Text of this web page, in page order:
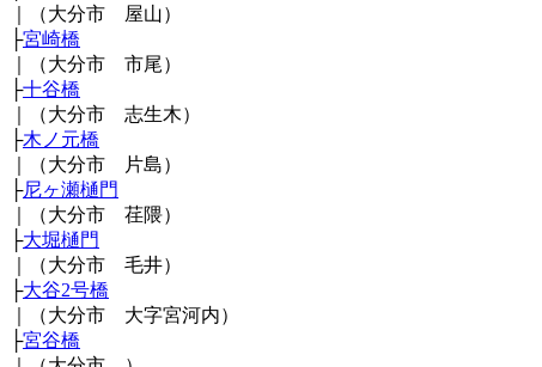
｜（大分市 屋山）
├宮崎橋
｜（大分市 市尾）
├十谷橋
｜（大分市 志生木）
├木ノ元橋
｜（大分市 片島）
├尼ヶ瀬樋門
｜（大分市 荏隈）
├大堀樋門
｜（大分市 毛井）
├大谷2号橋
｜（大分市 大字宮河内）
├宮谷橋